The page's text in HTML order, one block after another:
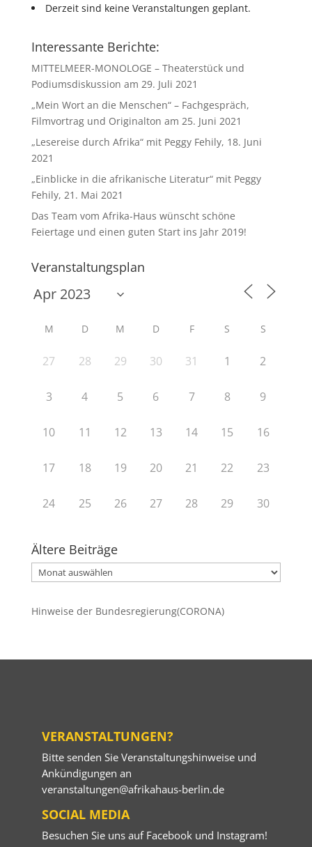
Derzeit sind keine Veranstaltungen geplant.
Interessante Berichte:
MITTELMEER-MONOLOGE – Theaterstück und
Podiumsdiskussion am 29. Juli 2021
„Mein Wort an die Menschen“ – Fachgespräch,
Filmvortrag und Originalton am 25. Juni 2021
„Lesereise durch Afrika“ mit Peggy Fehily, 18. Juni
2021
„Einblicke in die afrikanische Literatur“ mit Peggy
Fehily, 21. Mai 2021
Das Team vom Afrika-Haus wünscht schöne
Feiertage und einen guten Start ins Jahr 2019!
Veranstaltungsplan
M D M D F S S
27 28 29 30 31 1 2
3 4 5 6 7 8 9
10 11 12 13 14 15 16
17 18 19 20 21 22 23
24 25 26 27 28 29 30
Ältere Beiträge
Ältere
Beiträge
Hinweise der Bundesregierung(CORONA)
VERANSTALTUNGEN?
Bitte senden Sie Veranstaltungshinweise und
Ankündigungen an
veranstaltungen@afrikahaus-berlin.de
SOCIAL MEDIA
Besuchen Sie uns auf Facebookund Instagram!